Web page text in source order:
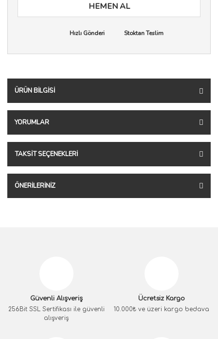
HEMEN AL
Hızlı Gönderi Stoktan Teslim
ÜRÜN BILGISI
YORUMLAR
TAKSIT SEÇENEKLERI
ÖNERILERINIZ
Güvenli Alışveriş
256Bit SSL Sertifikası ile güvenli
alışveriş
Ücretsiz Kargo
10.000₺ ve üzeri kargo bedava